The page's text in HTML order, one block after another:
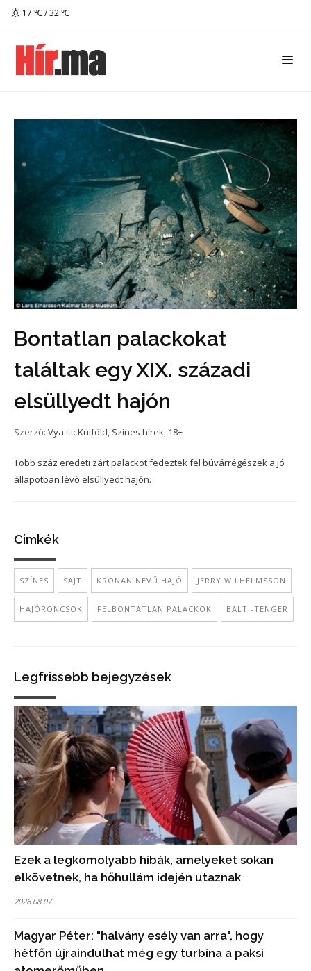
17 ℃ / 32 ℃
Bontatlan palackokat
találtak egy XIX. századi
elsüllyedt hajón
Szerző: Vya itt: Külföld, Színes hírek, 18+
Több száz eredeti zárt palackot fedeztek fel búvárrégészek a jó
állapotban lévő elsüllyedt hajón.
Cimkék
SZÍNES SAJT KRONAN NEVŰ HAJÓ JERRY WILHELMSSON
HAJÓRONCSOK FELBONTATLAN PALACKOK BALTI-TENGER
Legfrissebb bejegyzések
Ezek a legkomolyabb hibák, amelyeket sokan
elkövetnek, ha hőhullám idején utaznak
2026.08.07
Magyar Péter: "halvány esély van arra", hogy
hétfőn újraindulhat még egy turbina a paksi